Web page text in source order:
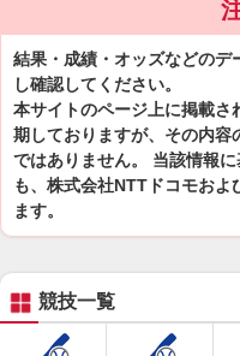
結果・成績・オッズなどのデ
し確認してください。
本サイトのページ上に掲載さ
期しておりますが、その内容
ではありません。 当該情報
も、株式会社NTTドコモお
ます。
競技一覧